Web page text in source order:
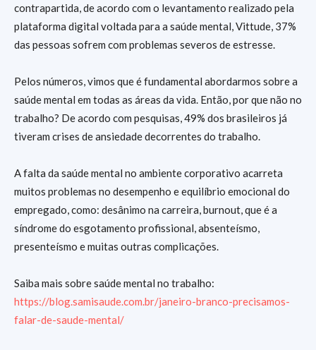
contrapartida, de acordo com o levantamento realizado pela
plataforma digital voltada para a saúde mental, Vittude, 37%
das pessoas sofrem com problemas severos de estresse.
Pelos números, vimos que é fundamental abordarmos sobre a
saúde mental em todas as áreas da vida. Então, por que não no
trabalho? De acordo com pesquisas, 49% dos brasileiros já
tiveram crises de ansiedade decorrentes do trabalho.
A falta da saúde mental no ambiente corporativo acarreta
muitos problemas no desempenho e equilíbrio emocional do
empregado, como: desânimo na carreira, burnout, que é a
síndrome do esgotamento profissional, absenteísmo,
presenteísmo e muitas outras complicações.
Saiba mais sobre saúde mental no trabalho:
https://blog.samisaude.com.br/janeiro-branco-precisamos-
falar-de-saude-mental/